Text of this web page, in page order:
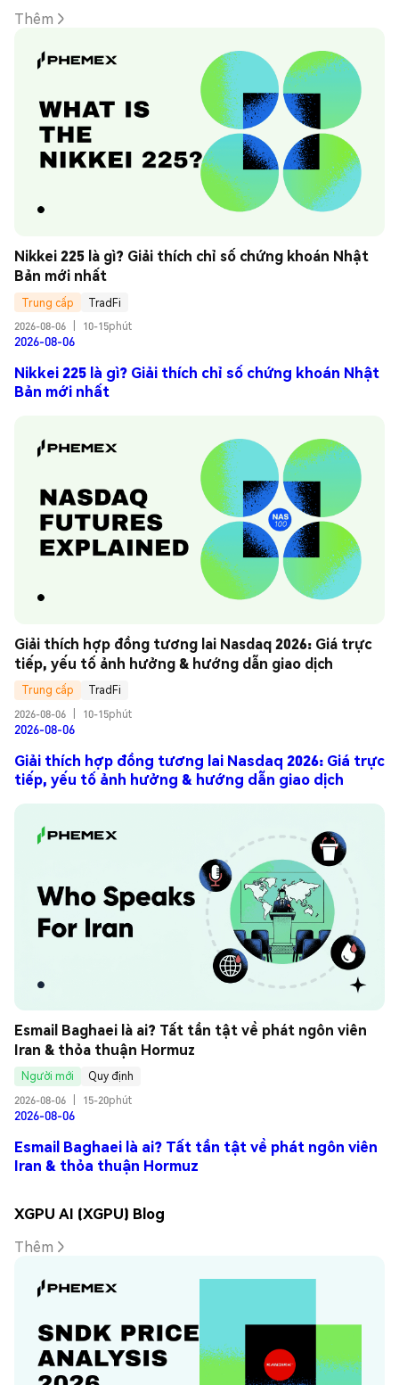
Thêm
Nikkei 225 là gì? Giải thích chỉ số chứng khoán Nhật
Bản mới nhất
Trung cấp
TradFi
2026-08-06
10-15phút
2026-08-06
Nikkei 225 là gì? Giải thích chỉ số chứng khoán Nhật
Bản mới nhất
Giải thích hợp đồng tương lai Nasdaq 2026: Giá trực
tiếp, yếu tố ảnh hưởng & hướng dẫn giao dịch
Trung cấp
TradFi
2026-08-06
10-15phút
2026-08-06
Giải thích hợp đồng tương lai Nasdaq 2026: Giá trực
tiếp, yếu tố ảnh hưởng & hướng dẫn giao dịch
Esmail Baghaei là ai? Tất tần tật về phát ngôn viên
Iran & thỏa thuận Hormuz
Người mới
Quy định
2026-08-06
15-20phút
2026-08-06
Esmail Baghaei là ai? Tất tần tật về phát ngôn viên
Iran & thỏa thuận Hormuz
XGPU AI (XGPU) Blog
Thêm